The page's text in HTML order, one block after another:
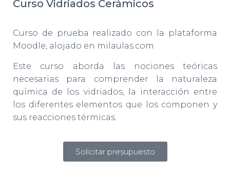
Curso Vidriados Cerámicos
Curso de prueba realizado con la plataforma
Moodle, alojado en milaulas.com
Este curso aborda las nociones teóricas
necesarias para comprender la naturaleza
química de los vidriados, la interacción entre
los diferentes elementos que los componen y
sus reacciones térmicas.
Solicitar presupuesto